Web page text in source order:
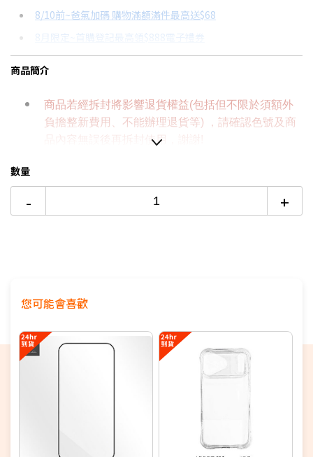
分期數
12期
24期
每期金額
$301
$154
配合銀行/業者
18家銀行/業者
18家銀行/業者
8/10前~爸氣加碼 購物滿額滿件最高送$68
8月限定~首購登記最高領$888電子禮券
台灣大哥大Open Possible聯名卡滿額最高回饋25%
商品簡介
商品若經拆封將影響退貨權益(包括但不限於須額外
負擔整新費用、不能辦理退貨等) ，請確認色號及商
品內容無誤後再拆封使用，謝謝!
內層 SEBS 定製避震彈性體
CNC 精密技術加工處理
10 英呎高度防摔
可搭配 MagSafe 充電和支架使用
數量
- +
您可能會喜歡